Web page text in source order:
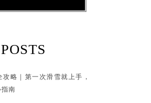
攻略｜第一次滑雪就上手，
南